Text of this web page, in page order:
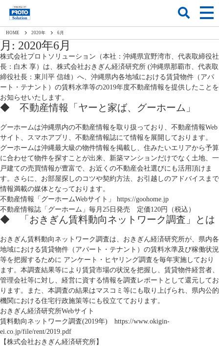
HOME 2020年 6月
月: 2020年6月
株式会社プロトソリューション（本社：沖縄県宜野湾市、代表取締役社
長：白木 享）は、株式会社おきぎん経済研究所 (沖縄県那覇市、代表取
締役社長：東川平 信雄）へ、沖縄県内各地域における賃貸物件（アパ
ート・テナント）の賃料水準等の2019年度不動産情報を提供したことを
お知らせいたします。
◆ 不動産情報「ヤーと家ば、グーホーム」
グーホームは沖縄県内の不動産情報を取り扱っており、不動産情報Web
サイト、スマホアプリ、不動産情報誌にて情報を展開しております。
グーホームは沖縄最大級の物件情報を掲載し、住みたいエリアから予算
に合わせて物件を探すことが出来、新築マンションだけでなく土地、一
戸建ての売買情報が豊富で、お近くの不動産会社選びにも活用頂けま
す。さらに、お部屋探しのコツや契約方法、お引越しのアドバイスまで
情報満載の媒体となっております。
不動産情報「グーホームWebサイト」 https://goohome.jp
不動産情報誌「グーホーム」毎月25日発売 定価120円（税込）
◆ 「おきぎん賃料動向ネットワーク調査」とは
おきぎん賃料動向ネットワーク調査は、おきぎん経済研究所が、県内各
地域における賃貸物件（アパート・テナント）の賃料水準及び稼働状況
等を把握するために アンケート・ヒヤリング調査を毎年実施しており
ます。本調査結果等により賃貸市場の状況を把握し、賃貸物件経営者、
管理会社等に対し、経営に資する情報を調査レポートとして還元してお
ります。また、本調査の結果はマスコミ等にも取り上げられ、県内公的
機関における住宅行政施策等にも役立てております。
おきぎん経済研究所Webサイト
賃料動向ネットワーク調査(2019年) https://www.okigin-
ei.co.jp/file/rent/2019.pdf
【株式会社おきぎん経済研究所】